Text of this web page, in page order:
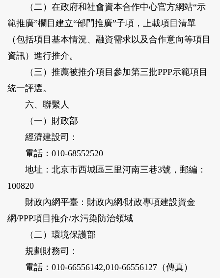
（二）在政府和社會資本合作中心官方網站“示
範推廣”欄目建立“部門推廣”子項，上載項目清單
（包括項目基本情況、融資需求以及合作意向等項目
資訊）進行推介。
（三）推薦被推介項目參加第三批PPP示範項目
統一評選。
六、聯繫人
（一）財政部
經濟建設司：
電話：010-68552520
地址：北京市西城區三里河南三巷3號，郵編：
100820
財政內網平臺：財政內網/財政專項建設資金
網/PPP項目推介/水污染防治領域
（二）環境保護部
規劃財務司：
電話：010-66556142,010-66556127（傳真）